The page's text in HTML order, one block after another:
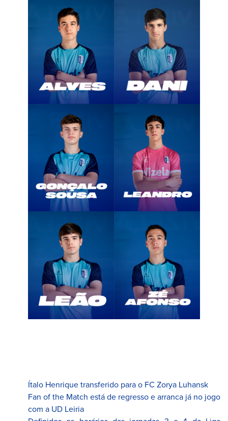
Ítalo Henrique transferido para o FC Zorya Luhansk
Fan of the Match está de regresso e arranca já no jogo
com a UD Leiria